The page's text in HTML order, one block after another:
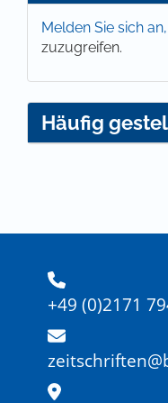
Melden Sie sich an,
zuzugreifen.
Häufig
+49 (0)2171